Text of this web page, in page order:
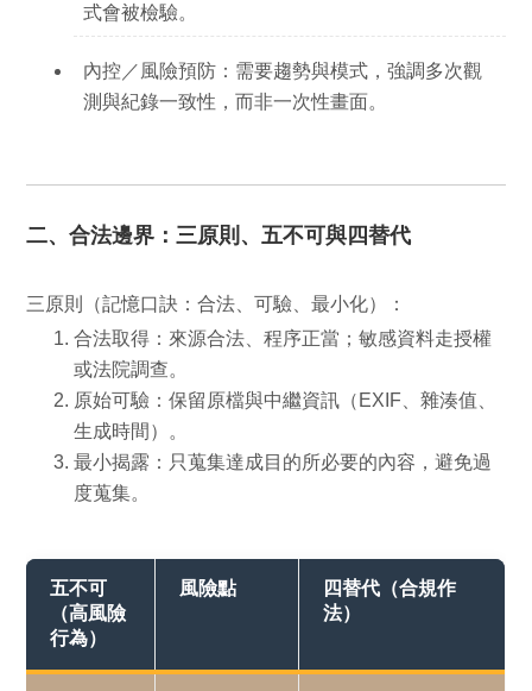
式會被檢驗。
內控／風險預防： 需要趨勢與模式 ，強調多次觀
測與紀錄一致性，而非一次性畫面。
二、合法邊界：三原則、五不可與四替代
三原則
（記憶口訣：合法、可驗、最小化）：
合法取得： 來源合法、程序正當；敏感資料走授權
或法院調查。
原始可驗：保留原檔與中繼資訊（EXIF、雜湊值、
生成時間）。
最小揭露： 只蒐集達成目的所必要的內容，避免過
度蒐集。
五不可
（高風險
行為）
風險點
四替代（合規作
法）